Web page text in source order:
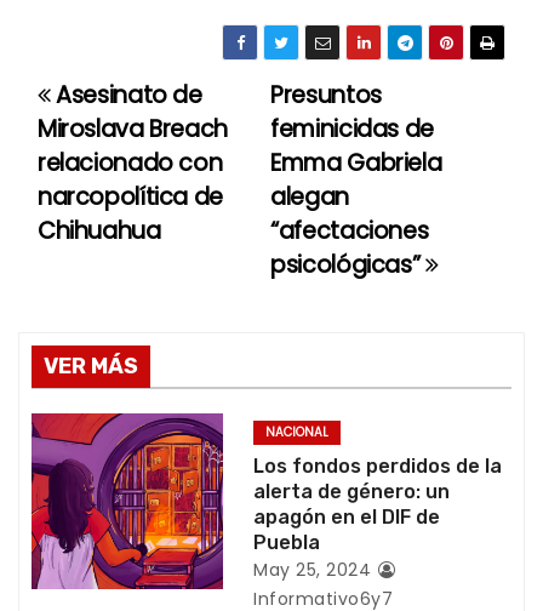
N
a
v
a
c
i
ó
n
Presuntos
feminicidas de
Emma Gabriela
alegan
“afectaciones
psicológicas”
Asesinato de
Miroslava Breach
relacionado con
narcopolítica de
Chihuahua
VER MÁS
NACIONAL
Los fondos perdidos de la
alerta de género: un
apagón en el DIF de
Puebla
May 25, 2024
Informativo6y7